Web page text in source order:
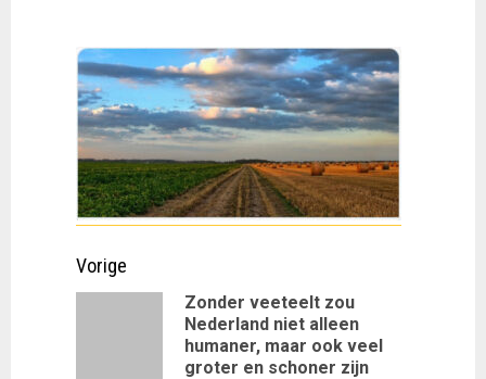
Doorgaan
Vorige
Zonder veeteelt zou
Nederland niet alleen
humaner, maar ook veel
groter en schoner zijn